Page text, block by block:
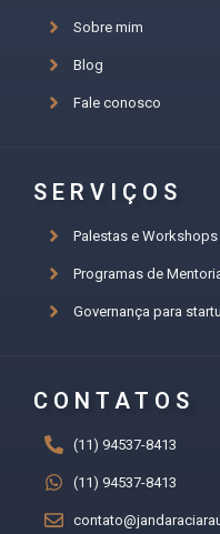
Sobre mim
Blog
Fale conosco
SERVIÇOS
Palestas e Workshops
Programas de
Governança para
CONTATOS
(11) 94537-8413
(11) 94537-8413